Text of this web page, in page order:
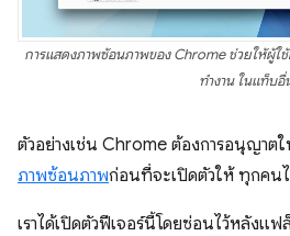
การแสดงภาพซ้อนภาพของ Chrome ช่วยให้ผู้ใ
ทำงาน ในแท็บอื่
ตัวอย่างเช่น Chrome ต้องการอนุญาต
ภาพซ้อนภาพก่อนที่จะเปิดตัวให้ ทุกคน
เราได้เปิดตัวฟีเจอร์นี้โดยซ่อนไว้หลังแ